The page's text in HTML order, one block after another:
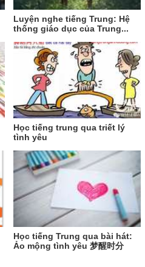
Luyện nghe tiếng Trung: Hệ
thống giáo dục của Trung...
Học tiếng trung qua triết lý
tình yêu
Học tiếng Trung qua bài hát:
Ảo mộng tình yêu 梦醒时分